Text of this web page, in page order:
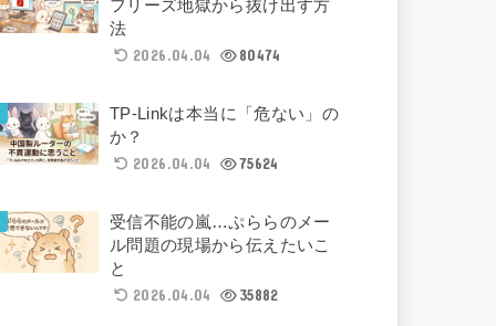
フリーズ地獄から抜け出す方
法
2026.04.04
80474
TP-Linkは本当に「危ない」の
か？
2026.04.04
75624
受信不能の嵐…ぷららのメー
ル問題の現場から伝えたいこ
と
2026.04.04
35882